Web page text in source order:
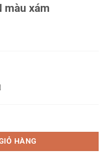
màu xám
Wide WEG7901HK-
HÀNG